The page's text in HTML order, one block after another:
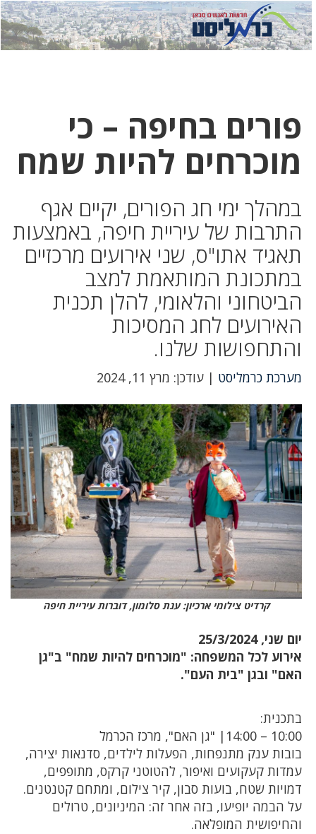
לחץ
כאן
לחץ
כדי
פורים בחיפה – כי
מוכרחים להיות שמח
במהלך ימי חג הפורים, יקיים אגף
התרבות של עיריית חיפה, באמצעות
תאגיד אתו"ס, שני אירועים מרכזיים
במתכונת המותאמת למצב
הביטחוני והלאומי, להלן תכנית
האירועים לחג המסיכות
והתחפושות שלנו.
מערכת כרמליסט | עודכן: מרץ 11, 2024
קרדיט צילומי ארכיון: ענת סלומון, דוברות עיריית חיפה
יום שני, 25/3/2024
אירוע לכל המשפחה: "מוכרחים להיות שמח" ב"גן
האם" ובגן "בית העם".
בתכנית:
10:00 – 14:00| "גן האם", מרכז הכרמל
בובות ענק מתנפחות, הפעלות לילדים, סדנאות יצירה,
עמדות קעקועים ואיפור, להטוטני קרקס, מתופפים,
דמויות שטח, בועות סבון, קיר צילום, ומתחם קטנטנים.
על הבמה יופיעו, בזה אחר זה: המיניונים, טרולים
והחיפושית המופלאה.